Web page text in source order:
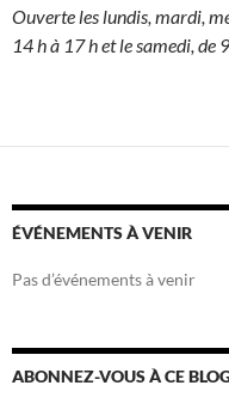
Ouverte les lundis, mardi,
14 h à 17 h et le samedi, de
ÉVÉNEMENTS À VENIR
Pas d’événements à venir
ABONNEZ-VOUS À CE